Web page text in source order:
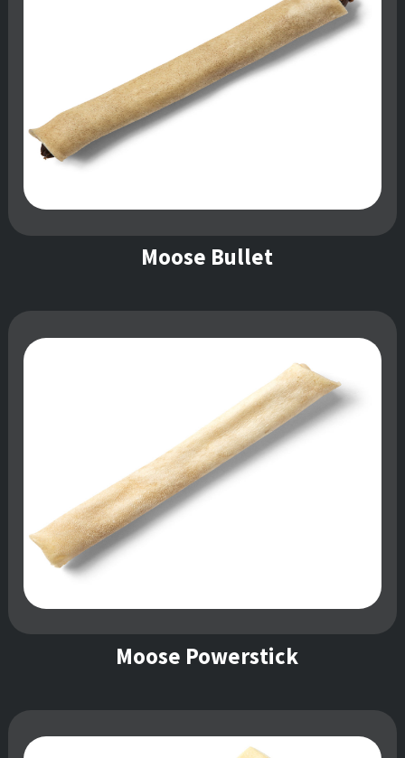
Moose Bullet
Moose Powerstick